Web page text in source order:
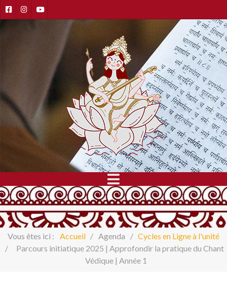
Vous êtes ici : Accueil Agenda
Cycles en Ligne à l'unité
Parcours initiatique 2025 | Approfondir la pratique du Chant
Védique | Année 1